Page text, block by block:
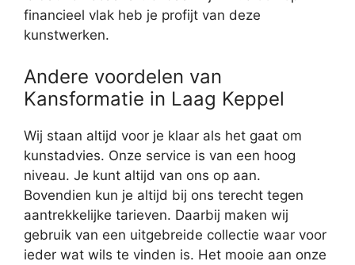
financieel vlak heb je profijt van deze
kunstwerken.
Andere voordelen van
Kansformatie in Laag Keppel
Wij staan altijd voor je klaar als het gaat om
kunstadvies. Onze service is van een hoog
niveau. Je kunt altijd van ons op aan.
Bovendien kun je altijd bij ons terecht tegen
aantrekkelijke tarieven. Daarbij maken wij
gebruik van een uitgebreide collectie waar voor
ieder wat wils te vinden is. Het mooie aan onze